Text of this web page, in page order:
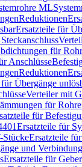
ML
Reduktionen
Ersatzteile für
für
Anschlüsse
Reduktionen
Übergänge
Verteiler mit
für
für
Ersatzteile für
StückeErsatzteile
und
Ersatzteile für